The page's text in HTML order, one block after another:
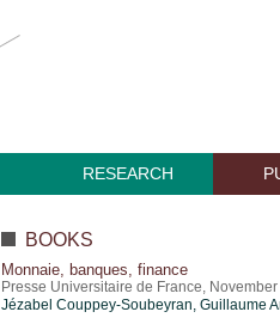
RESEARCH
BOOKS
Monnaie, banques, finance
Presse Universitaire de France,
Jézabel Couppey-Soubeyran, Guillaume